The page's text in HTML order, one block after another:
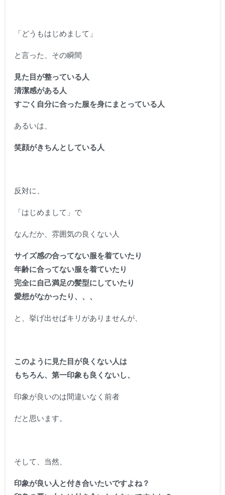
「どうもはじめまして」
と言った、その瞬間
見た目が整っている人
清潔感がある人
すごく自分に合った服を身にまとっている人
あるいは、
笑顔がきちんとしている人
反対に、
「はじめまして」で
なんだか、雰囲気の良くない人
サイズ感の合ってない服を着ていたり
年齢に合ってない服を着ていたり
完全に自己満足の髪型にしていたり
愛想がなかったり、、、
と、挙げ出せばキリがありませんが、
このように見た目が良くない人は
もちろん、第一印象も良くないし、
印象が良いのは間違いなく前者
だと思います。
そして、当然、
印象が良い人と付き合いたいですよね？